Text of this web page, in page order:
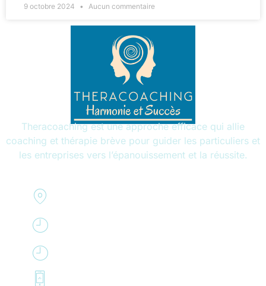
9 octobre 2024 Aucun commentaire
Theracoaching est une approche efficace qui allie
coaching et thérapie brève pour guider les particuliers et
les entreprises vers l’épanouissement et la réussite.